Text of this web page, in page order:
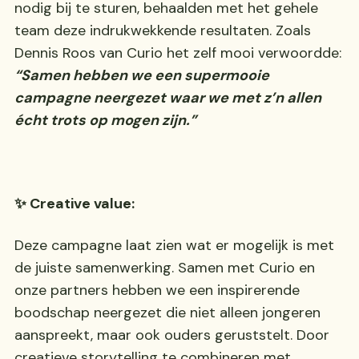
nodig bij te sturen, behaalden met het gehele
team deze indrukwekkende resultaten. Zoals
Dennis Roos van Curio het zelf mooi verwoordde:
“Samen hebben we een supermooie
campagne neergezet waar we met z’n allen
écht trots op mogen zijn.”
✨ Creative value:
Deze campagne laat zien wat er mogelijk is met
de juiste samenwerking. Samen met Curio en
onze partners hebben we een inspirerende
boodschap neergezet die niet alleen jongeren
aanspreekt, maar ook ouders geruststelt. Door